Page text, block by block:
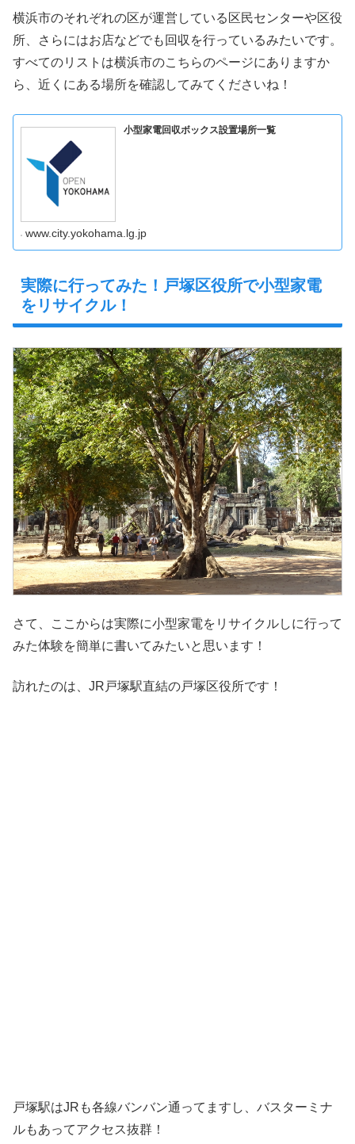
横浜市のそれぞれの区が運営している区民センターや区役
所、さらにはお店などでも回収を行っているみたいです。
すべてのリストは横浜市のこちらのページにありますか
ら、近くにある場所を確認してみてくださいね！
小型家電回収ボックス設置場所一覧
www.city.yokohama.lg.jp
実際に行ってみた！戸塚区役所で小型家電
をリサイクル！
さて、ここからは実際に小型家電をリサイクルしに行って
みた体験を簡単に書いてみたいと思います！
訪れたのは、JR戸塚駅直結の戸塚区役所です！
戸塚駅はJRも各線バンバン通ってますし、バスターミナ
ルもあってアクセス抜群！